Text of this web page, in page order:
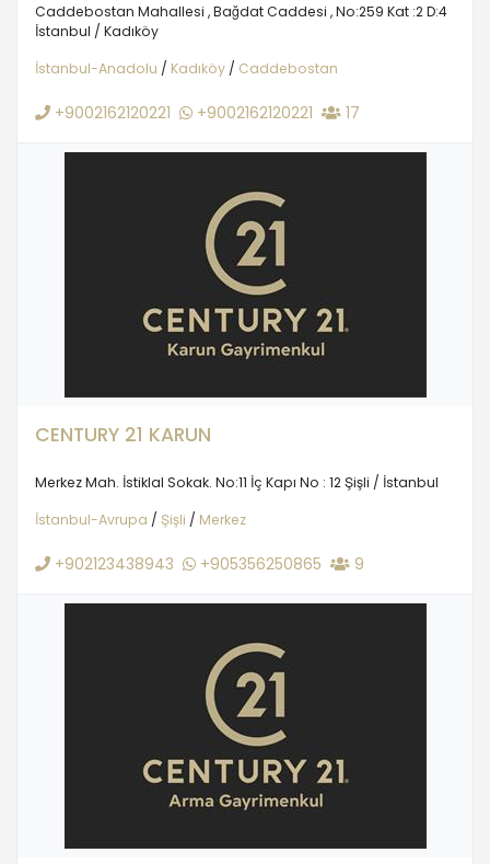
Caddebostan Mahallesi , Bağdat Caddesi , No:259 Kat :2 D:4
İstanbul / Kadıköy
İstanbul-Anadolu / Kadıköy / Caddebostan
+9002162120221 +9002162120221 17
CENTURY 21 KARUN
Merkez Mah. İstiklal Sokak. No:11 İç Kapı No : 12 Şişli / İstanbul
İstanbul-Avrupa / Şişli / Merkez
+902123438943 +905356250865 9